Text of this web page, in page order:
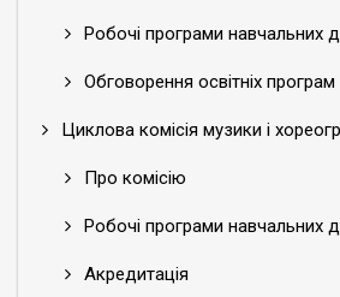
Робочі програми навчальних
Обговорення освітніх програм
Циклова комісія музики і
Про комісію
Робочі програми навчальних
Акредитація